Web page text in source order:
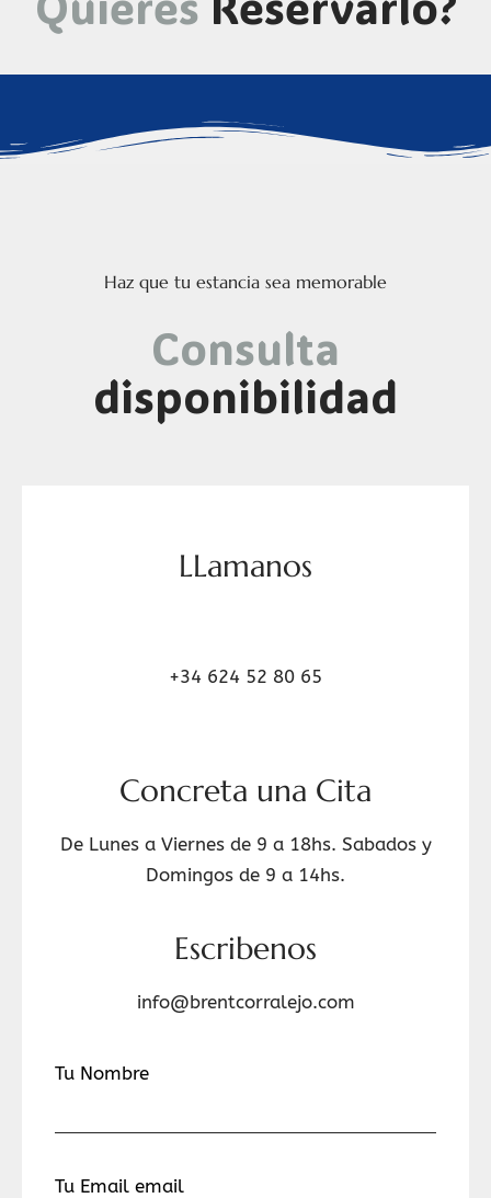
Haz que tu estancia sea memorable
Consulta
disponibilidad
LLamanos
+34 624 52 80 65
Concreta una Cita
De Lunes a Viernes de 9 a 18hs. Sabados y
Domingos de 9 a 14hs.
Escribenos
info@brentcorralejo.com
Tu Nombre
Tu Email email